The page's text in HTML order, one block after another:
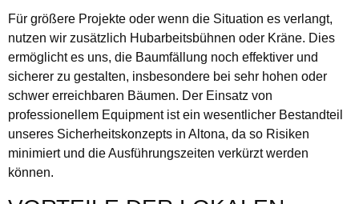
Für größere Projekte oder wenn die Situation es verlangt,
nutzen wir zusätzlich Hubarbeitsbühnen oder Kräne. Dies
ermöglicht es uns, die Baumfällung noch effektiver und
sicherer zu gestalten, insbesondere bei sehr hohen oder
schwer erreichbaren Bäumen. Der Einsatz von
professionellem Equipment ist ein wesentlicher Bestandteil
unseres Sicherheitskonzepts in Altona, da so Risiken
minimiert und die Ausführungszeiten verkürzt werden
können.